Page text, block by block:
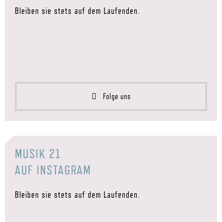
Bleiben sie stets auf dem Laufenden.
Folge uns
MUSIK 21
AUF INSTAGRAM
Bleiben sie stets auf dem Laufenden.